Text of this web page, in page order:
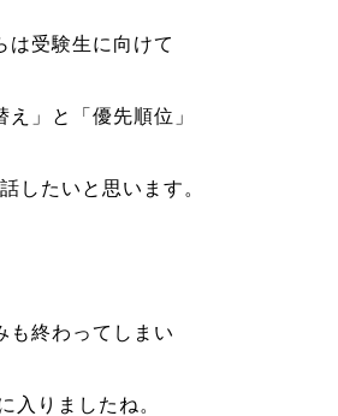
は受験生に向けて
え」と「優先順位」
したいと思います。
も終わってしまい
入りましたね。